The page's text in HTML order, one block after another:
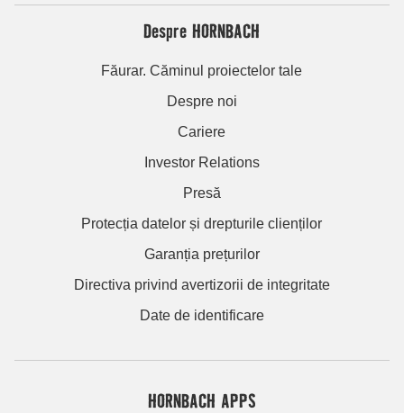
Despre HORNBACH
Făurar. Căminul proiectelor tale
Despre noi
Cariere
Investor Relations
Presă
Protecția datelor și drepturile clienților
Garanția prețurilor
Directiva privind avertizorii de integritate
Date de identificare
HORNBACH APPS